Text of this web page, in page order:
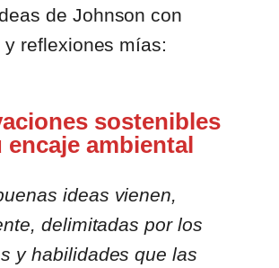
de Johnson con
y reflexiones mías:
sostenibles
encaje ambiental
ideas vienen,
delimitadas por los
y habilidades que las